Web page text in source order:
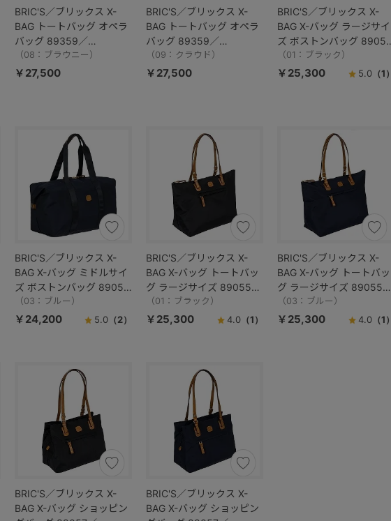
BRIC'S／ブリックス X-
BAG トートバッグ オペラ
バッグ 89359／
BXG45852
（08：ブラウニー）
￥27,500
BRIC'S／ブリックス X-
BAG トートバッグ オペラ
バッグ 89359／
BXG45852
（09：クラウド）
￥27,500
BRIC'S／ブリックス X-
BAG X-バッグ ラージサイ
ズ ボストンバッグ 89051
／BXG40202
（01：ブラック）
￥25,300 5.0 （1）
BRIC'S／ブリックス X-
BAG X-バッグ ミドルサイ
ズ ボストンバッグ 89052
／BXG40203
（03：ブルー）
￥24,200 5.0 （2）
BRIC'S／ブリックス X-
BAG X-バッグ トートバッ
グ ラージサイズ 89055／
BXG45070
（01：ブラック）
￥25,300 4.0 （1）
BRIC'S／ブリックス X-
BAG X-バッグ トートバッ
グ ラージサイズ 89055／
BXG45070
（03：ブルー）
￥25,300 4.0 （1）
BRIC'S／ブリックス X-
BAG X-バッグ ショッピン
BRIC'S／ブリックス X-
BAG X-バッグ ショッピン